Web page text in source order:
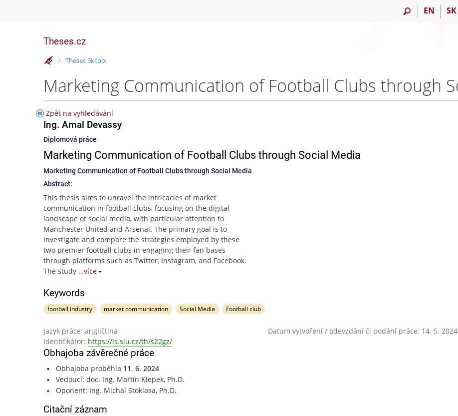
EN SK
Theses.cz
>
Theses 5kcoix
Zpět na vyhledávání
Ing. Amal Devassy
Diplomová práce
Marketing Communication of Football Clubs through Social Media
Marketing Communication of Football Clubs through Social Media
Abstract:
This thesis aims to unravel the intricacies of market
communication in football clubs, focusing on the digital
landscape of social media, with particular attention to
Manchester United and Arsenal. The primary goal is to
investigate and compare the strategies employed by these
two premier football clubs in engaging their fan bases
through platforms such as Twitter, Instagram, and Facebook.
The study …více
Keywords
football industry market communication Social Media Football club
Jazyk práce: angličtina
Datum vytvoření / odevzdání či podání práce: 14. 5. 2024
Identifikátor: https://is.slu.cz/th/s22gz/
Obhajoba závěrečné práce
Obhajoba proběhla 11. 6. 2024
Vedoucí: doc. Ing. Martin Klepek, Ph.D.
Oponent: Ing. Michal Stoklasa, Ph.D.
Citační záznam